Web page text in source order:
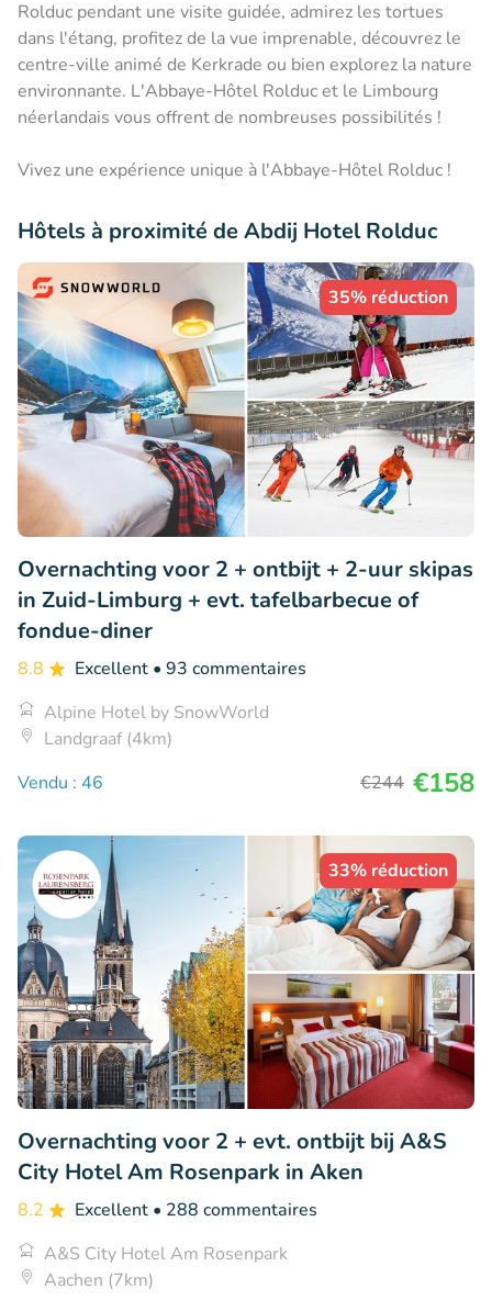
Rolduc pendant une visite guidée, admirez les tortues
dans l'étang, profitez de la vue imprenable, découvrez le
centre-ville animé de Kerkrade ou bien explorez la nature
environnante. L'Abbaye-Hôtel Rolduc et le Limbourg
néerlandais vous offrent de nombreuses possibilités !
Vivez une expérience unique à l'Abbaye-Hôtel Rolduc !
Hôtels à proximité de Abdij Hotel Rolduc
35% réduction
Overnachting voor 2 + ontbijt + 2-uur skipas
in Zuid-Limburg + evt. tafelbarbecue of
fondue-diner
8.8 Excellent • 93 commentaires
Alpine Hotel by SnowWorld
Landgraaf (4km)
Vendu : 46
€244 €158
33% réduction
Overnachting voor 2 + evt. ontbijt bij A&S
City Hotel Am Rosenpark in Aken
8.2 Excellent • 288 commentaires
A&S City Hotel Am Rosenpark
Aachen (7km)